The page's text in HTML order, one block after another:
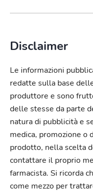
Disclaimer
Le informazioni
redatte sulla base
produttore e sono
delle stesse da parte
natura di pubblicità e
medica, promozione o
prodotto, nella scelta
contattare il proprio
farmacista. Si ricorda
come mezzo per